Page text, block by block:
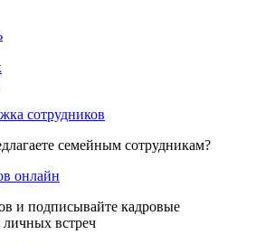
сотрудников
семейным сотрудникам?
онлайн
и подписывайте кадровые
личных встреч